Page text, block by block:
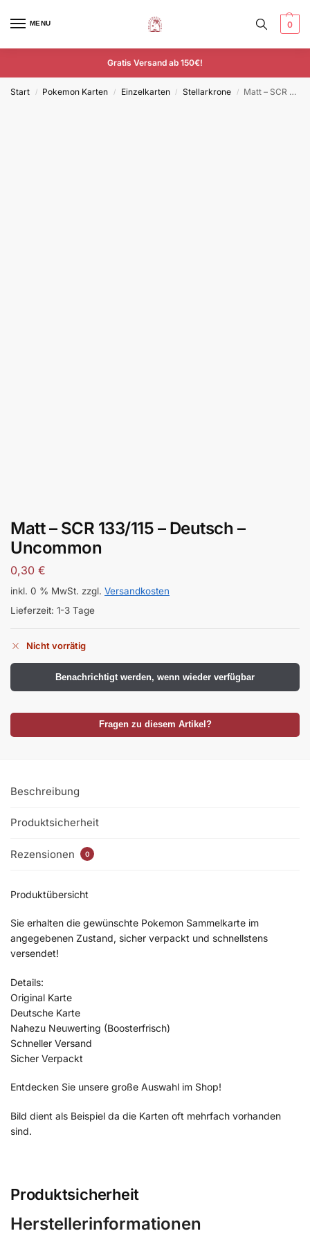
MENU 0
Gratis Versand ab 150€!
Start / Pokemon Karten / Einzelkarten / Stellarkrone / Matt – SCR 133/115 – Deutsch – Uncommon
Matt – SCR 133/115 – Deutsch –
Uncommon
0,30 €
inkl. 0 % MwSt. zzgl. Versandkosten
Lieferzeit: 1-3 Tage
Nicht vorrätig
Benachrichtigt werden, wenn wieder verfügbar
Fragen zu diesem Artikel?
Beschreibung
Produktsicherheit
Rezensionen 0
Produktübersicht
Sie erhalten die gewünschte Pokemon Sammelkarte im
angegebenen Zustand, sicher verpackt und schnellstens
versendet!
Details:
Original Karte
Deutsche Karte
Nahezu Neuwerting (Boosterfrisch)
Schneller Versand
Sicher Verpackt
Entdecken Sie unsere große Auswahl im Shop!
Bild dient als Beispiel da die Karten oft mehrfach vorhanden
sind.
Produktsicherheit
Herstellerinformationen